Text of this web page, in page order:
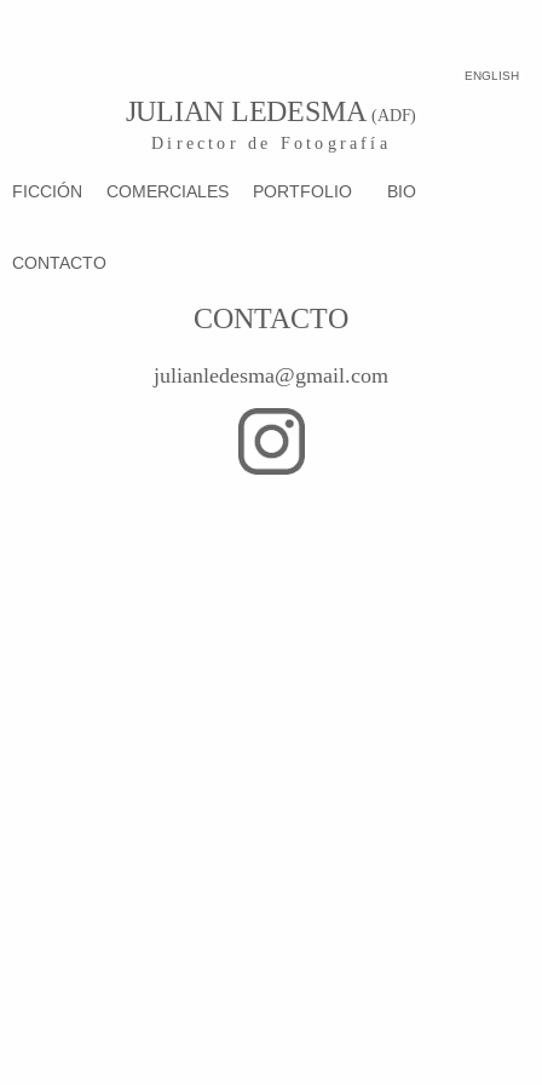
ENGLISH
JULIAN LEDESMA(ADF)
Director de Fotografía
FICCIÓN COMERCIALES PORTFOLIO BIO
CONTACTO
CONTACTO
julianledesma@gmail.com